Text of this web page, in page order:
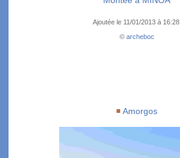
Ajoutée le 11/01/2013 à 16:28
© archeboc
Amorgos